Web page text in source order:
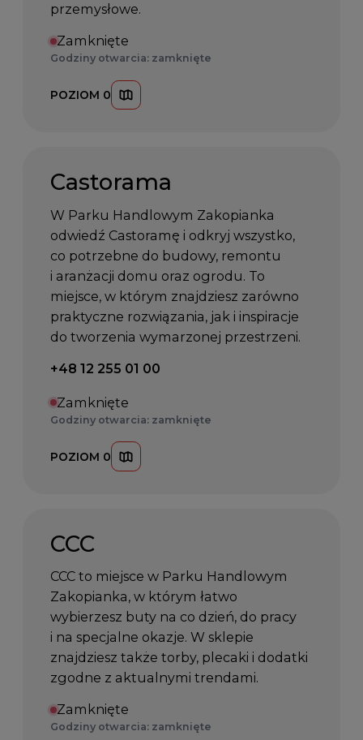
przemysłowe.
Zamknięte
Godziny otwarcia: zamknięte
POZIOM 0
Castorama
W Parku Handlowym Zakopianka
odwiedź Castoramę i odkryj wszystko,
co potrzebne do budowy, remontu
i aranżacji domu oraz ogrodu. To
miejsce, w którym znajdziesz zarówno
praktyczne rozwiązania, jak i inspiracje
do tworzenia wymarzonej przestrzeni.
Telefon kontaktowy:
+48 12 255 01 00
Zamknięte
Godziny otwarcia: zamknięte
POZIOM 0
CCC
CCC to miejsce w Parku Handlowym
Zakopianka, w którym łatwo
wybierzesz buty na co dzień, do pracy
i na specjalne okazje. W sklepie
znajdziesz także torby, plecaki i dodatki
zgodne z aktualnymi trendami.
Zamknięte
Godziny otwarcia: zamknięte